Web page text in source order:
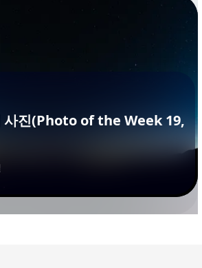
사진(Photo of the Week 19,